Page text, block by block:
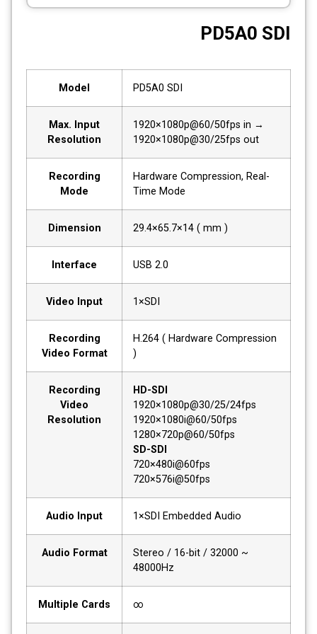
PD5A0 SDI
Model PD5A0 SDI
Max. Input
Resolution
1920×1080p@60/50fps in →
1920×1080p@30/25fps out
Recording
Mode
Hardware Compression, Real-
Time Mode
Dimension 29.4×65.7×14 ( mm )
Interface USB 2.0
Video Input 1×SDI
Recording
Video Format
H.264 ( Hardware Compression
)
Recording
Video
Resolution
HD-SDI
1920×1080p@30/25/24fps
1920×1080i@60/50fps
1280×720p@60/50fps
SD-SDI
720×480i@60fps
720×576i@50fps
Audio Input 1×SDI Embedded Audio
Audio Format
Stereo / 16-bit / 32000 ~
48000Hz
Multiple Cards ∞